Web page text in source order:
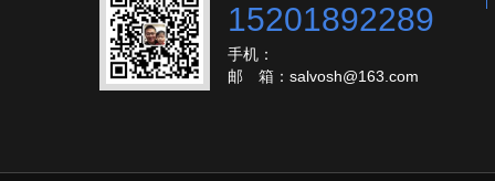
15201892289
手机：
邮 箱：salvosh@163.com